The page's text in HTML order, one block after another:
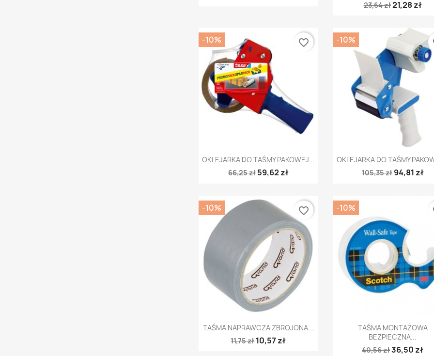
23,64 zł21,28 zł
Szybki podgląd
OKLEJARKA DO TAŚMY PAKOWEJ...
66,25 zł 59,62 zł
-10% favorite_border
Szybki podgląd
OKLEJARKA DO TAŚMY
105,35 zł 94,81 zł
-10%
Szybki podgląd
TAŚMA NAPRAWCZA ZBROJONA...
11,75 zł10,57 zł
-10% favorite_border
Szybki podgląd
TAŚMA MONTAŻOWA
BEZPIECZNA...
40,56 zł36,50 zł
-10%